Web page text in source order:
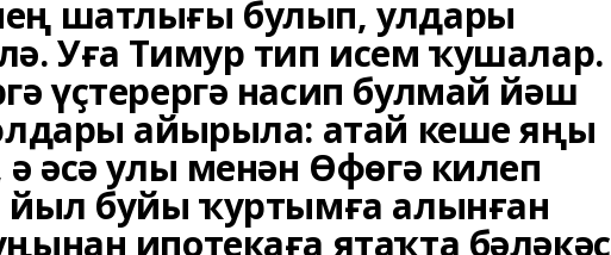
шатлығы булып, улдары
Уға Тимур тип исем ҡушалар.
үҫтерергә насип булмай йәш
айырыла: атай кеше яңы
ә әсә улы менән Өфөгә килеп
йыл буйы ҡуртымға алынған
ипотекаға ятаҡта бәләкәс